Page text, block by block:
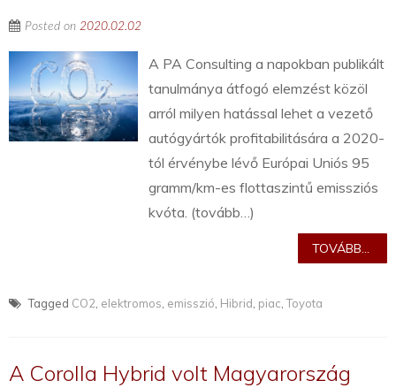
Posted on 2020.02.02
A PA Consulting a napokban publikált
tanulmánya átfogó elemzést közöl
arról milyen hatással lehet a vezető
autógyártók profitabilitására a 2020-
tól érvénybe lévő Európai Uniós 95
gramm/km-es flottaszintű emissziós
kvóta. (tovább…)
TOVÁBB...
Tagged CO2 elektromos emisszió Hibrid piac ,Toyota
A Corolla Hybrid volt Magyarország